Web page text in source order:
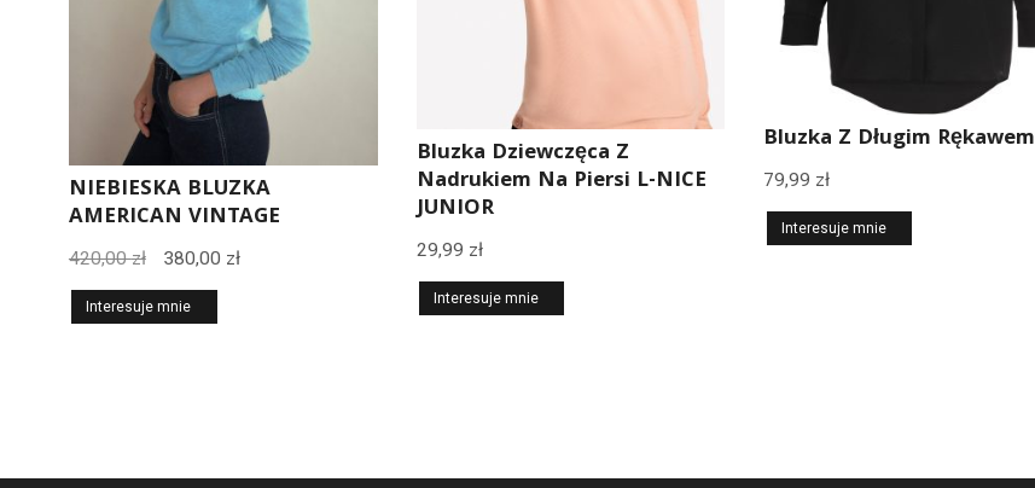
NIEBIESKA BLUZKA
AMERICAN VINTAGE
420,00zł
Pierwotna
cena
wynosiła:
380,00 złAktualna
Interesuje mnie
Bluzka Dziewczęca Z
Nadrukiem Na Piersi L-NICE
JUNIOR
29,99 zł
Interesuje mnie
Bluzka Z Długim Rękawem
79,99 zł
Interesuje mnie